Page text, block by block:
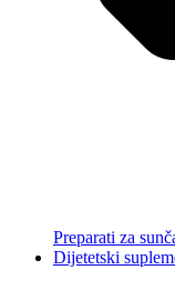
Preparati za
Dijetetski